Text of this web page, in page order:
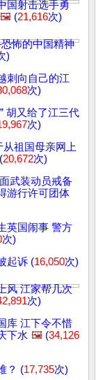
国射击选手勇
🖼️ (21,616次)
怖的中国精神
)
刺向自己的江
次)
胡又给了江三代
次)
从祖国母亲网上
20,672次)
武装动员戒备
游行许可团体
英国闹事 警方
次)
起诉 (16,050次)
风 江家帮几次
次)
库 江下令不惜
下水 🖼️ (34,126
？ (17,735次)